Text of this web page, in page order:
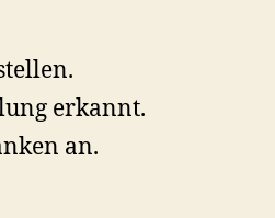
erkannt.
an.